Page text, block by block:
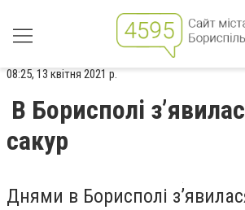
08:25, 13 квітня 2021 р.
В Борисполі
сакур
Днями в Борисполі